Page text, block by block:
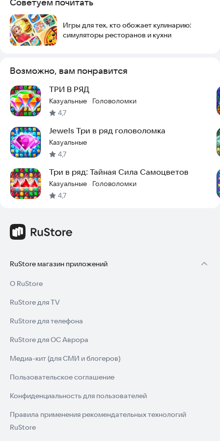
Дети — развивают внимание, мышление и реакцию
Взрослые — снимают стресс и отдыхают после работы
Пожилые — тренируют память и моторику
Три в ряд — Конфетки — это расслабляющая игра, которая
подойдёт для всей семьи. Простые правила, но безграничная
Связь с разработчикомmaks395@yandex.ru
Игры для тех, кто обожает кулинарию:
симуляторы ресторанов и кухни
Возможно, вам понравится
ТРИ В РЯД
Казуальные · Головоломки
4,7
Jewels Три в ряд головоломка
Казуальные
4,7
Три в ряд: Тайная Сила Самоцветов
Казуальные · Головоломки
4,7
RuStore магазин приложений
О RuStore
RuStore для TV
RuStore для телефона
RuStore для ОС Аврора
Медиа-кит (для СМИ и блогеров)
Пользовательское соглашение
Конфиденциальность для пользователей
Правила применения рекомендательных технологий
RuStore